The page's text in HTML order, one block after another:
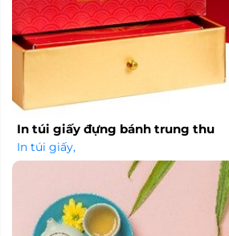
In túi giấy đựng bánh trung thu
In túi giấy,